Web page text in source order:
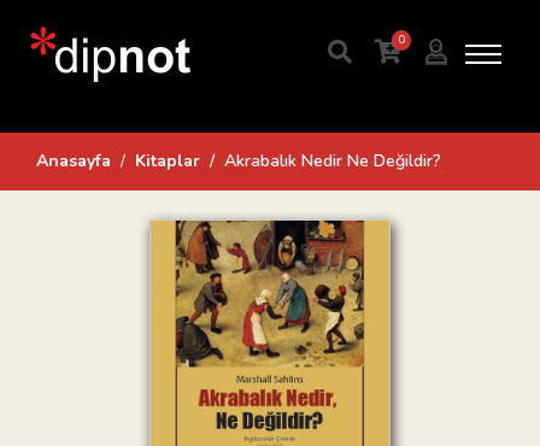
0
Anasayfa Kitaplar Akrabalık Nedir Ne Değildir?